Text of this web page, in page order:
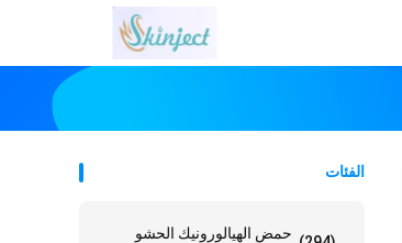
الفئات
حمض الهيالورونيك الحشو